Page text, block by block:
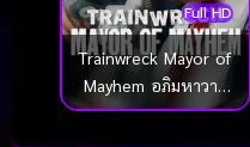
Full HD
Trainwreck Mayor of
Mayhem อภิมหาวาย
ป่วง นายกเทศมนตรีแห่ง